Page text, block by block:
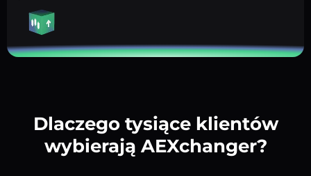
Dlaczego tysiące klientów
wybierają AEXchanger?